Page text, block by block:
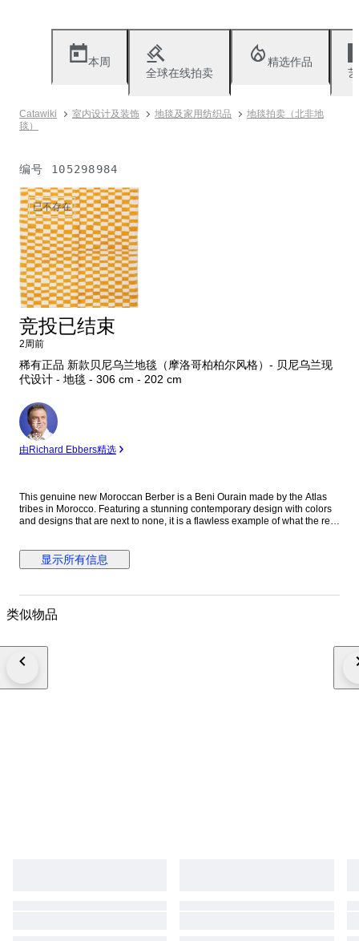
本周
全球在线拍卖
精选作品
Catawiki 室内设计及装饰 地毯及家用纺织品
地毯拍卖（北非地
毯）
编号 105298984
已不存在
竞投已结束
2周前
稀有正品 新款贝尼乌兰地毯（摩洛哥柏柏尔风格）- 贝尼乌兰现
代设计 - 地毯 - 306 cm - 202 cm
专
家
由Richard Ebbers精选
This genuine new Moroccan Berber is a Beni Ourain made by the Atlas
tribes in Morocco. Featuring a stunning contemporary design with colors
and designs that are next to none, it is a flawless example of what the real
New, very good Dimensions: approx. 306x202cm Pile: wool Waft: cotton
Shipping: UPS/FedEx/DHL Our carpets are all professionally cleaned and
显示所有信息
类似物品